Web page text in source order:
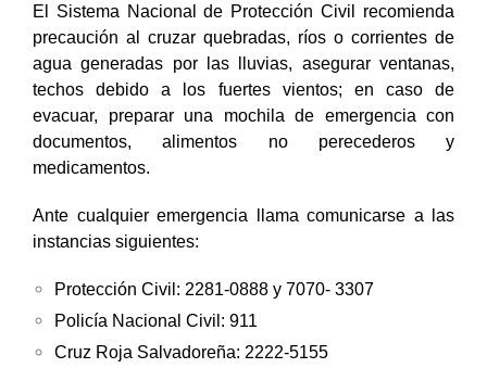
El Sistema Nacional de Protección Civil recomienda
precaución al cruzar quebradas, ríos o corrientes de
agua generadas por las lluvias, asegurar ventanas,
techos debido a los fuertes vientos; en caso de
evacuar, preparar una mochila de emergencia con
documentos, alimentos no perecederos y
medicamentos.
Ante cualquier emergencia llama comunicarse a las
instancias siguientes:
Protección Civil: 2281-0888 y 7070- 3307
Policía Nacional Civil: 911
Cruz Roja Salvadoreña: 2222-5155